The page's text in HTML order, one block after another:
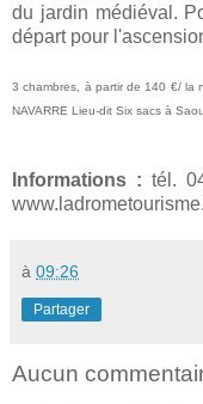
du jardin médiéval.
départ pour
3 chambres, à partir de 140 €/ la
NAVARRE Lieu-dit Six sacs à
Informations : tél.
à 09:26
Partager
Aucun